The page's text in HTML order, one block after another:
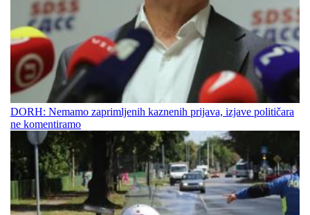
DORH: Nemamo zaprimljenih kaznenih prijava, izjave političara
ne komentiramo